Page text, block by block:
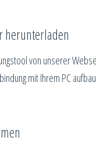
herunterladen
von unserer
mit Ihrem PC